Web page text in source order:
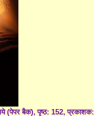
(पेपर बैक), पृष्ठ: 152, प्रकाशक: